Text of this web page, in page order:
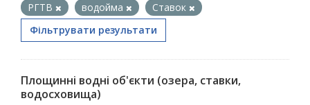
РГТВ
водойма
Ставок
Фільтрувати результати
Площинні водні об'єкти (озера, ставки,
водосховища)